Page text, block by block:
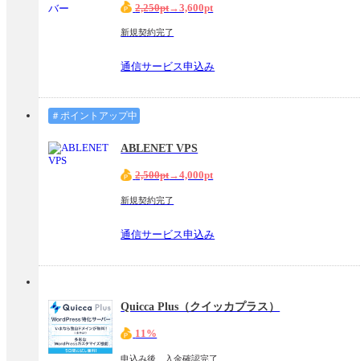
2,250pt→3,600pt
新規契約完了
通信サービス申込み
＃ポイントアップ中
ABLENET VPS
2,500pt→4,000pt
新規契約完了
通信サービス申込み
Quicca Plus（クイッカプラス）
11%
申込み後、入金確認完了